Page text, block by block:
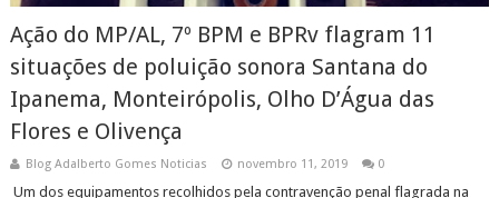
Ação do MP/AL, 7º BPM e BPRv flagram 11
situações de poluição sonora Santana do
Ipanema, Monteirópolis, Olho D’Água das
Flores e Olivença
Blog Adalberto Gomes Noticias novembro 11, 2019 0
Um dos equipamentos recolhidos pela contravenção penal flagrada na